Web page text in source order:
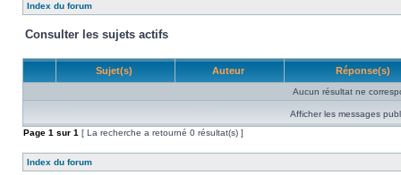
Index du forum
Consulter les sujets actifs
Sujet(s) Auteur Réponse(s)
Aucun résultat ne
Afficher les messages
Page 1 sur 1 [ La recherche a retourné 0 résultat(s) ]
Index du forum